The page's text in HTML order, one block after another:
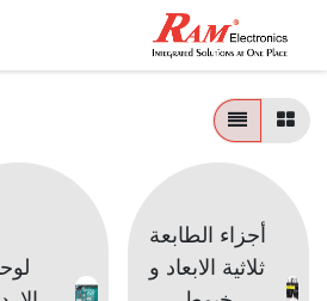
أجزاء الطابعة
ثلاثية الابعاد و